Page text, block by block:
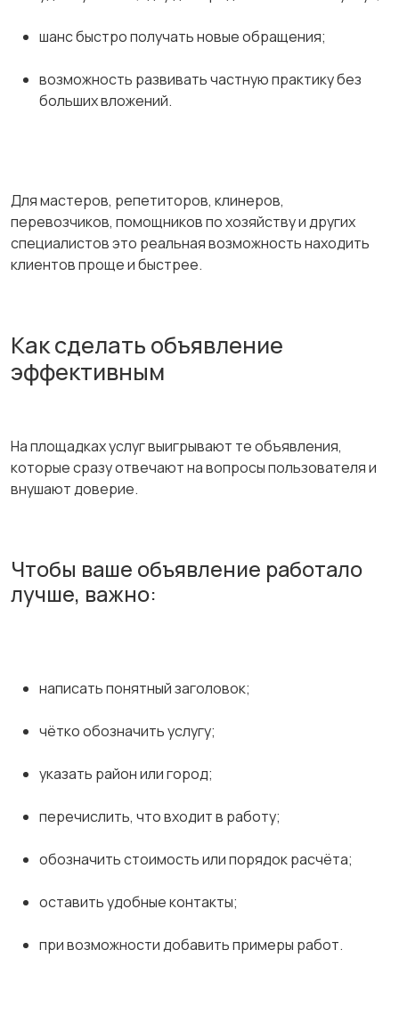
шанс быстро получать новые обращения;
возможность развивать частную практику без
больших вложений.
Для мастеров, репетиторов, клинеров,
перевозчиков, помощников по хозяйству и других
специалистов это реальная возможность находить
клиентов проще и быстрее.
Как сделать объявление
эффективным
На площадках услуг выигрывают те объявления,
которые сразу отвечают на вопросы пользователя и
внушают доверие.
Чтобы ваше объявление работало
лучше, важно:
написать понятный заголовок;
чётко обозначить услугу;
указать район или город;
перечислить, что входит в работу;
обозначить стоимость или порядок расчёта;
оставить удобные контакты;
при возможности добавить примеры работ.